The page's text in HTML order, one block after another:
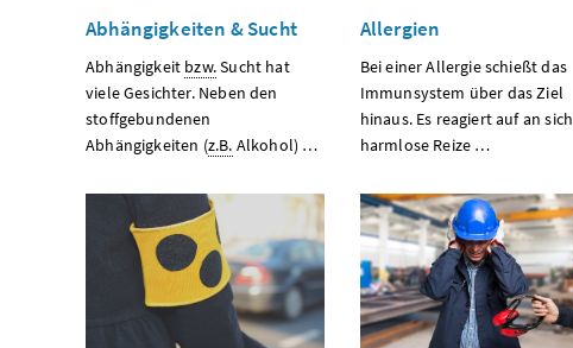
Abhängigkeiten & Sucht
Abhängigkeit bzw.Sucht hat
viele Gesichter. Neben den
stoffgebundenen
Abhängigkeiten (z.B. Alkohol) …
Allergien
Bei einer Allergie schießt das
Immunsystem über das Ziel
hinaus. Es reagiert auf an sich
harmlose Reize …